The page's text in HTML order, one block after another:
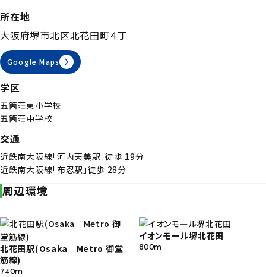
所在地
大阪府堺市北区北花田町４丁
Google Maps
学区
五箇荘東小学校
五箇荘中学校
交通
近鉄南大阪線「河内天美駅」徒歩 19分
近鉄南大阪線「布忍駅」徒歩 28分
周辺環境
北花田駅(Osaka Metro 御堂
筋線)
740m
イオンモール堺北花田
800m